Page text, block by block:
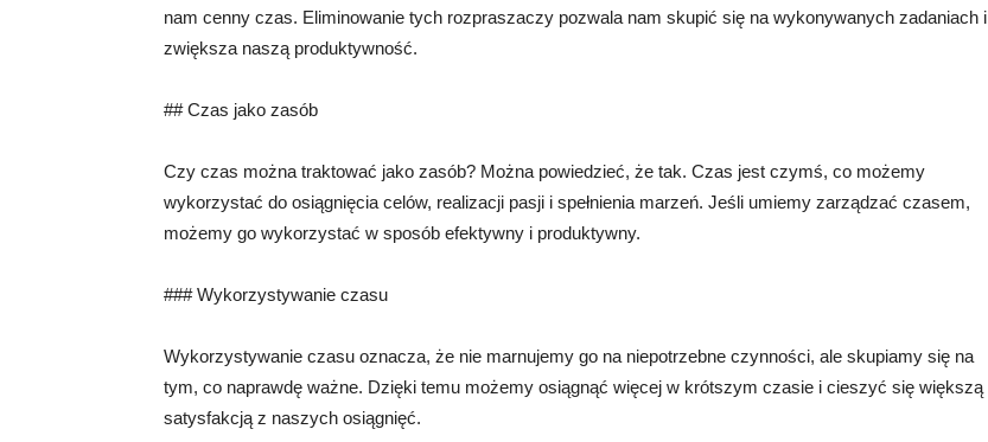
nam cenny czas. Eliminowanie tych rozpraszaczy pozwala nam skupić się na wykonywanych zadaniach i
zwiększa naszą produktywność.
## Czas jako zasób
Czy czas można traktować jako zasób? Można powiedzieć, że tak. Czas jest czymś, co możemy
wykorzystać do osiągnięcia celów, realizacji pasji i spełnienia marzeń. Jeśli umiemy zarządzać czasem,
możemy go wykorzystać w sposób efektywny i produktywny.
### Wykorzystywanie czasu
Wykorzystywanie czasu oznacza, że nie marnujemy go na niepotrzebne czynności, ale skupiamy się na
tym, co naprawdę ważne. Dzięki temu możemy osiągnąć więcej w krótszym czasie i cieszyć się większą
satysfakcją z naszych osiągnięć.